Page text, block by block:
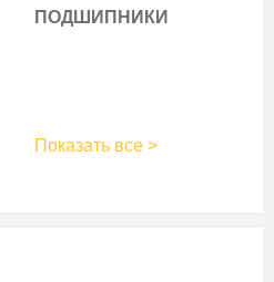
ПОДШИПНИКИ
Показать все >